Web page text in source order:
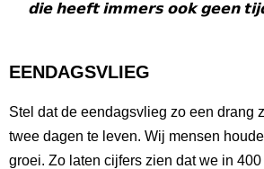
𝗱𝗶𝗲 𝗵𝗲𝗲𝗳𝘁 𝗶𝗺𝗺𝗲𝗿𝘀 𝗼𝗼𝗸 𝗴𝗲𝗲𝗻
EENDAGSVLIEG
Stel dat de eendagsvlieg zo een drang
twee dagen te leven. Wij mensen
groei. Zo laten cijfers zien dat we in 400